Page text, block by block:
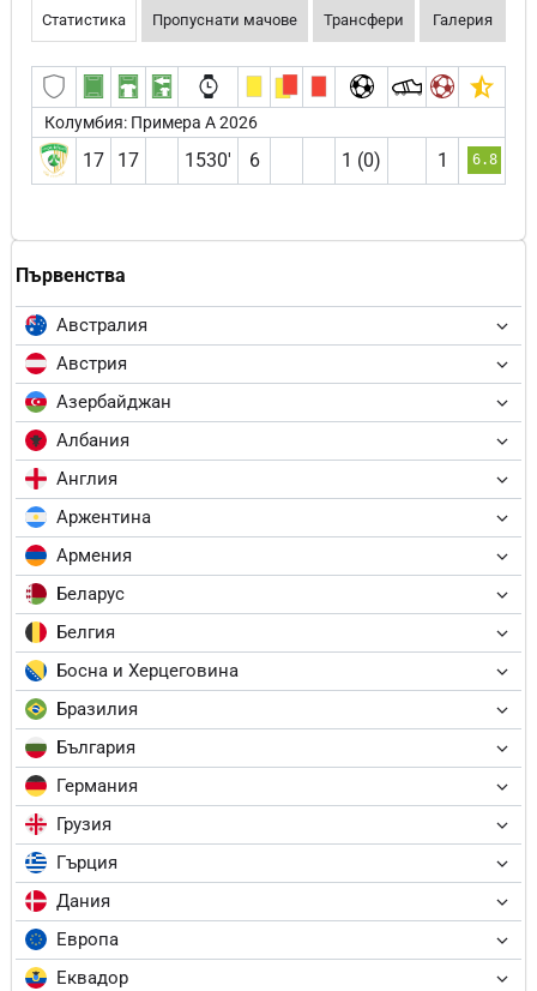
Първенства
Австралия
Австрия
Азербайджан
Албания
Англия
Аржентина
Армения
Беларус
Белгия
Босна и Херцеговина
Бразилия
България
Германия
Грузия
Гърция
Дания
Европа
Еквадор
Статистика Пропуснати мачове Трансфери Галерия
Колумбия: Примера А 2026
17 17 1530′ 6 1 (0) 1 6.8